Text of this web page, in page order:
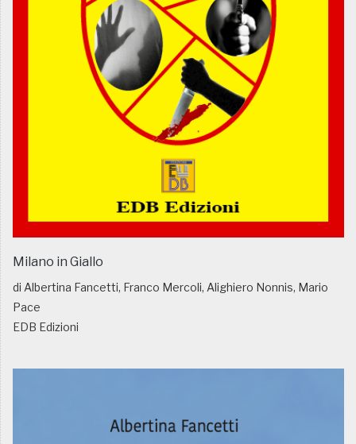
Milano in Giallo
di Albertina Fancetti, Franco Mercoli, Alighiero Nonnis, Mario
Pace
EDB Edizioni